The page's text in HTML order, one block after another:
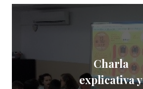
Charla
explicativa y